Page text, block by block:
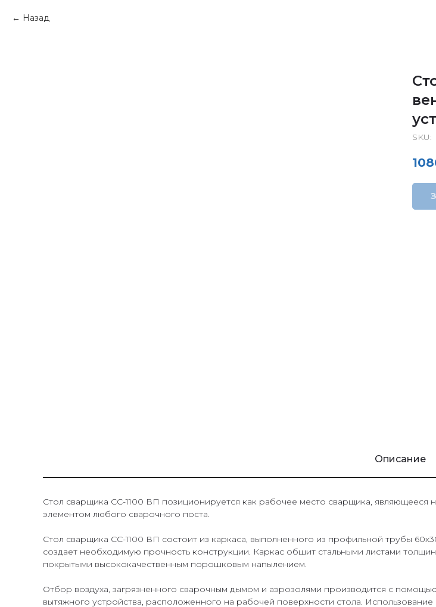
Назад
SKU:
Описание
Стол сварщика СС-1100 ВП позиционируется как рабочее место сварщика, являющееся
элементом любого сварочного поста.
Стол сварщика СС-1100 ВП состоит из каркаса, выполненного из профильной трубы
создает необходимую прочность конструкции. Каркас обшит стальными листами
покрытыми высококачественным порошковым напылением.
Отбор воздуха, загрязненного сварочным дымом и аэрозолями производится с
вытяжного устройства, расположенного на рабочей поверхности стола.